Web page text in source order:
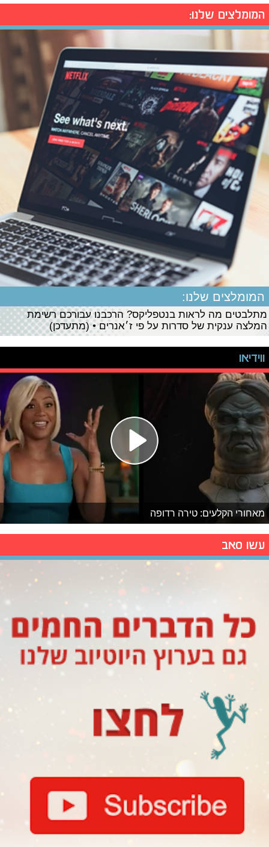
המומלצים שלנו:
המומלצים שלנו:
מתלבטים מה לראות בנטפליקס? הרכבנו עבורכם רשימת
המלצה ענקית של סדרות על פי ז׳אנרים • (מתעדכן)
ווידיאו
מאחורי הקלעים: טירה רדופה
עשו סאב